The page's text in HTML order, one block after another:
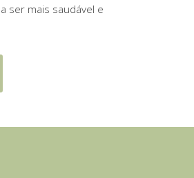
ser mais saudável e